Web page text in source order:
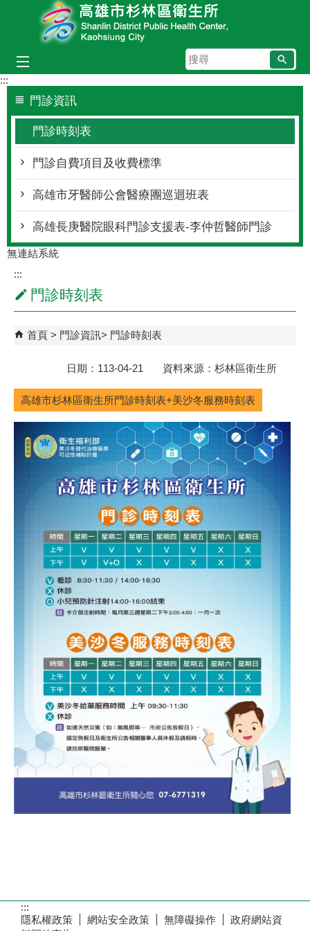
跳到主要內容區塊
搜
尋
:::
門診資訊
門診時刻表
門診自費項目及收費標準
高雄市牙醫師公會醫療團巡迴班表
高雄長庚醫院眼科門診支援表-李仲哲醫師門診
無連結系統
:::
門診時刻表
首頁 門診資訊 門診時刻表
日期：113-04-21 資料來源：杉林區衛生所
高雄市杉林區衛生所門診時刻表+美沙冬服務時刻表
:::
隱私權政策
網站安全政策 無障礙操作
政府網站資